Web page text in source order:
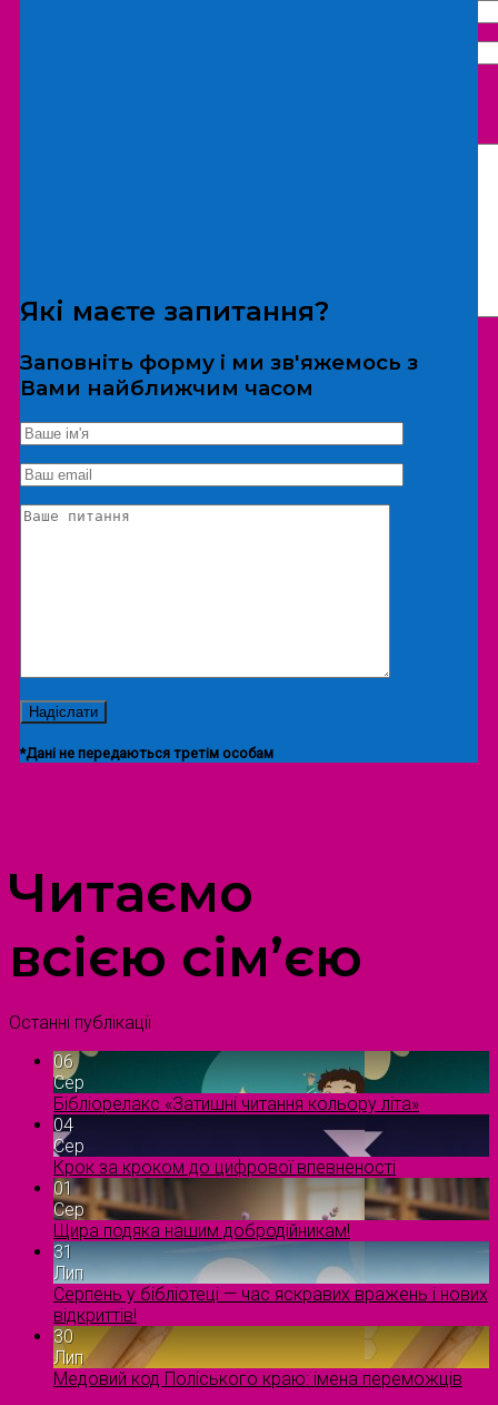
*Дані не передаються третім особам
Екскурсія/локація
Які маєте запитання?
Заповніть форму і ми зв'яжемось з
Вами найближчим часом
*Дані не передаються третім особам
Читаємо
всією сім’єю
Останні публікації
06
Сер
Бібліорелакс «Затишні читання кольору літа»
04
Сер
Крок за кроком до цифрової впевненості
01
Сер
Щира подяка нашим добродійникам!
31
Лип
Серпень у бібліотеці — час яскравих вражень і нових
відкриттів!
30
Лип
Медовий код Поліського краю: імена переможців